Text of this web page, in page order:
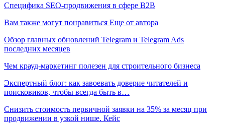
Специфика SEO-продвижения в сфере B2B
Вам также могут понравиться Еще от автора
Обзор главных обновлений Telegram и Telegram Ads
последних месяцев
Чем крауд-маркетинг полезен для строительного бизнеса
Экспертный блог: как завоевать доверие читателей и
поисковиков, чтобы всегда быть в…
Снизить стоимость первичной заявки на 35% за месяц при
продвижении в узкой нише. Кейс